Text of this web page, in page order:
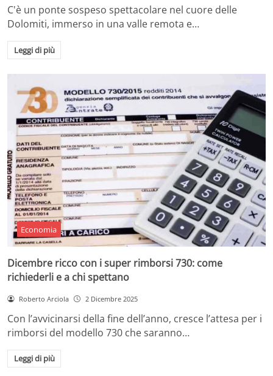
C'è un ponte sospeso spettacolare nel cuore delle
Dolomiti, immerso in una valle remota e…
Leggi di più
Economia
Dicembre ricco con i super rimborsi 730: come
richiederli e a chi spettano
Roberto Arciola 2 Dicembre 2025
Con l’avvicinarsi della fine dell’anno, cresce l’attesa per i
rimborsi del modello 730 che saranno…
Leggi di più